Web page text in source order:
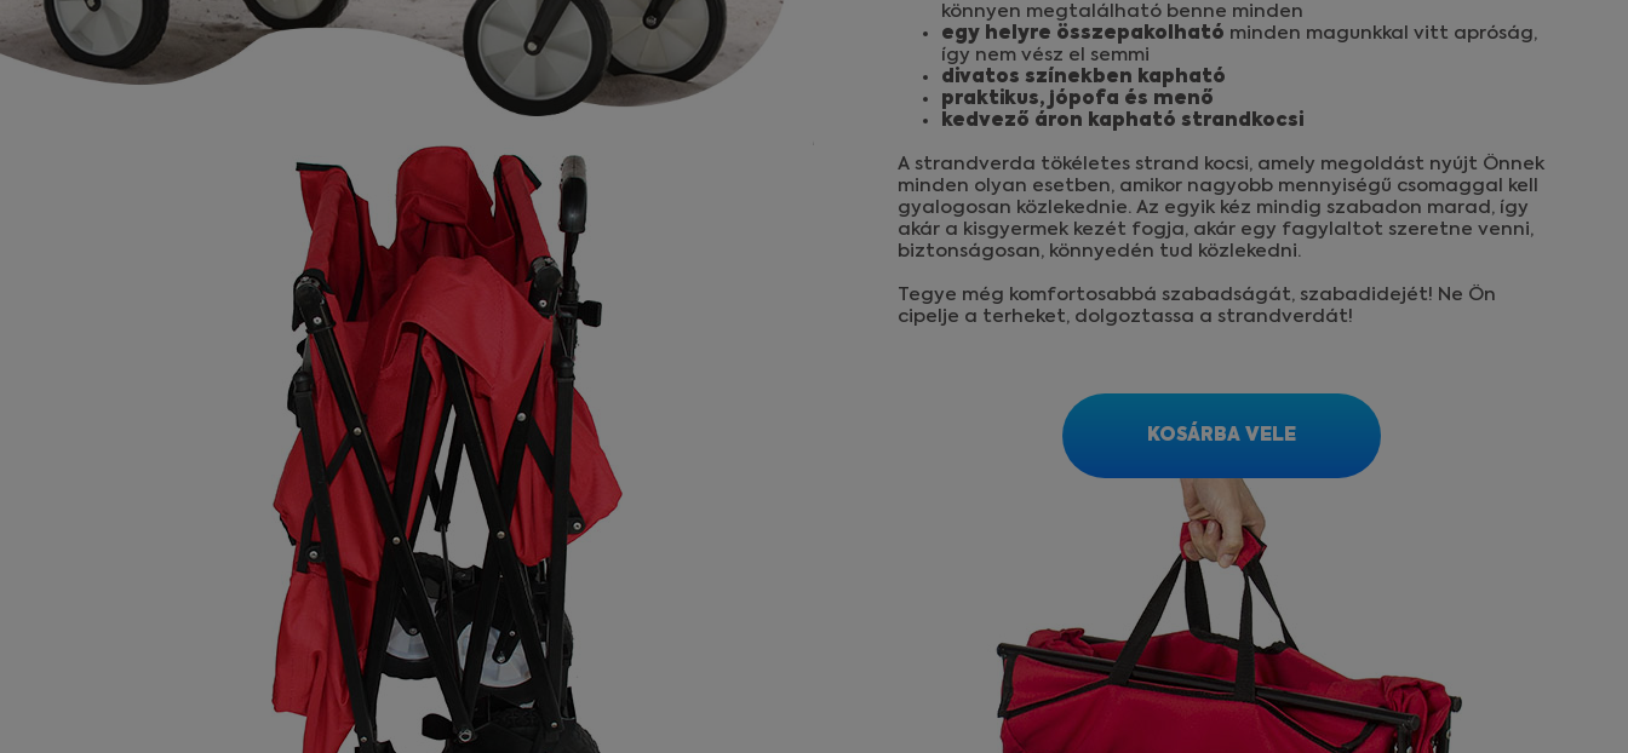
könnyen megtalálható benne minden
egy helyre összepakolható minden magunkkal vitt apróság,
így nem vész el semmi
divatos színekben kapható
praktikus, jópofa és menő
kedvező áron kapható strandkocsi
A strandverda tökéletes strand kocsi, amely megoldást nyújt Önnek
minden olyan esetben, amikor nagyobb mennyiségű csomaggal kell
gyalogosan közlekednie. Az egyik kéz mindig szabadon marad, így
akár a kisgyermek kezét fogja, akár egy fagylaltot szeretne venni,
biztonságosan, könnyedén tud közlekedni.
Tegye még komfortosabbá szabadságát, szabadidejét! Ne Ön
cipelje a terheket, dolgoztassa a strandverdát!
KOSÁRBA VELE